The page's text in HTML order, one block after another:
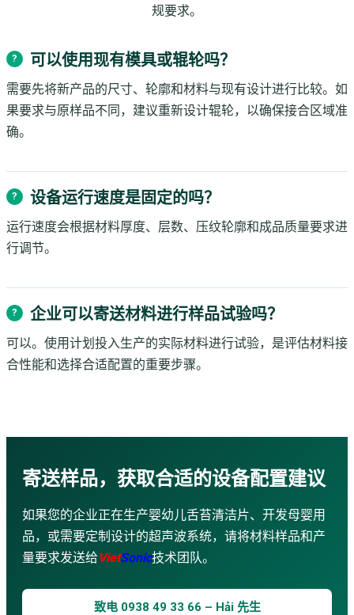
规要求。
可以使用现有模具或辊轮吗？
需要先将新产品的尺寸、轮廓和材料与现有设计进行比较。如
果要求与原样品不同，建议重新设计辊轮，以确保接合区域准
确。
设备运行速度是固定的吗？
运行速度会根据材料厚度、层数、压纹轮廓和成品质量要求进
行调节。
企业可以寄送材料进行样品试验吗？
可以。使用计划投入生产的实际材料进行试验，是评估材料接
合性能和选择合适配置的重要步骤。
寄送样品，获取合适的设备配置建议
如果您的企业正在生产婴幼儿舌苔清洁片、开发母婴用
品，或需要定制设计的超声波系统，请将材料样品和产
量要求发送给 VietSonic技术团队。
致电 0938 49 33 66 – Hải 先生